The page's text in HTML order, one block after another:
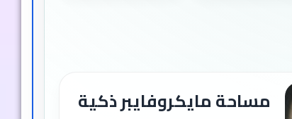
مساحة مايكروفايبر ذكية